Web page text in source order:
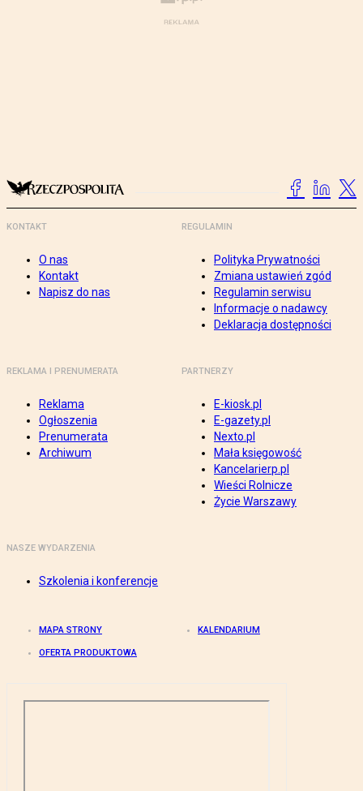
KONTAKT
O nas
Kontakt
Napisz do nas
REGULAMIN
Polityka Prywatności
Zmiana ustawień zgód
Regulamin serwisu
Informacje o nadawcy
Deklaracja dostępności
REKLAMA I PRENUMERATA
Reklama
Ogłoszenia
Prenumerata
Archiwum
PARTNERZY
E-kiosk.pl
E-gazety.pl
Nexto.pl
Mała księgowość
Kancelarierp.pl
Wieści Rolnicze
Życie Warszawy
NASZE WYDARZENIA
Szkolenia i konferencje
MAPA STRONY KALENDARIUM
OFERTA PRODUKTOWA